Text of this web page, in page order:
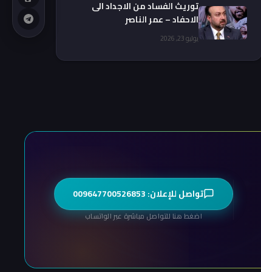
توريث الفساد من الاجداد الى
الاحفاد – عمر الناصر
يوليو 23, 2026
تواصل للإعلان: 009647700526853
اضغط هنا للتواصل مباشرة عبر الواتساب